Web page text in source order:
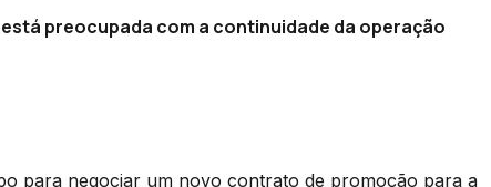
preocupada com a continuidade da operação
para negociar um novo contrato de promoção para a